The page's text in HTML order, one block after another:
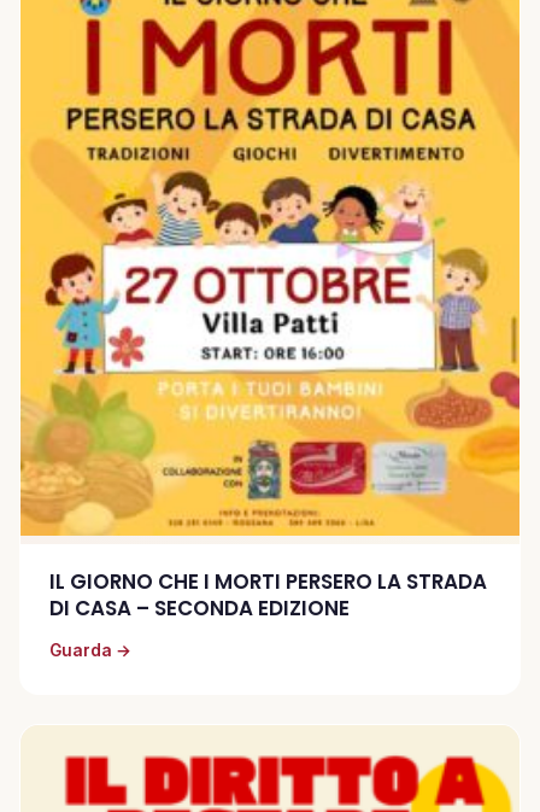
IL GIORNO CHE I MORTI PERSERO LA STRADA
DI CASA – SECONDA EDIZIONE
Guarda →